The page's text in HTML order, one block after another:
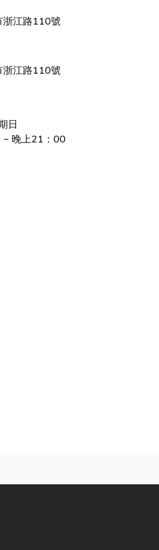
浙江路110號
浙江路110號
日
晚上21：00